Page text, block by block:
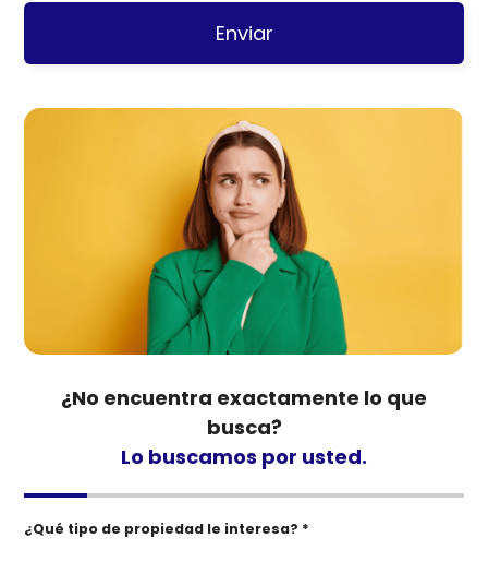
Enviar
¿No encuentra exactamente lo que
busca?
Lo buscamos por usted.
¿Qué tipo de propiedad le interesa? *